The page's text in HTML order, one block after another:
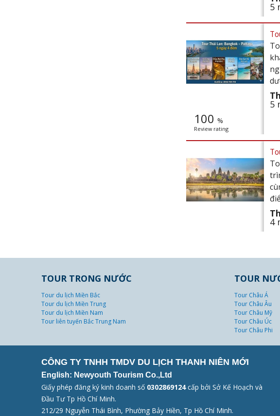
5
100 %
Review rating
5
4
TOUR TRONG NƯỚC
Tour du lịch Miền Bắc
Tour du lịch Miền Trung
Tour du lịch Miền Nam
Tour liên tuyến Bắc Trung Nam
TOUR
Tour Châu Á
Tour Châu Âu
Tour Châu Mỹ
Tour Châu Úc
Tour Châu Phi
CÔNG TY TNHH TMDV DU LỊCH THANH NIÊN MỚI
English: Newyouth Tourism Co.,Ltd
Giấy phép đăng ký kinh doanh số 0302869124cấp bởi Sở Kế Hoạch và
Đầu Tư Tp Hồ Chí Minh.
212/29 Nguyễn Thái Bình, Phường Bảy Hiền, Tp Hồ Chí Minh.